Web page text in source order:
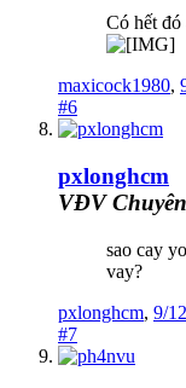
Có hết đó
maxicock1980,
#6
pxlonghcm
VĐV
sao cay
vay?
pxlonghcm, 9/
#7